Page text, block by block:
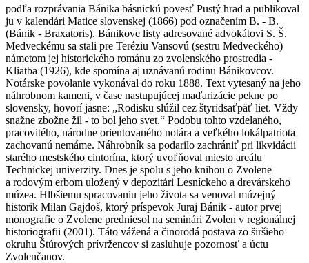
podľa rozprávania Bánika básnickú povesť Pustý hrad a publikoval
ju v kalendári Matice slovenskej (1866) pod označením B. - B.
(Bánik - Braxatoris). Bánikove listy adresované advokátovi S. Š.
Medveckému sa stali pre Teréziu Vansovú (sestru Medveckého)
námetom jej historického románu zo zvolenského prostredia -
Kliatba (1926), kde spomína aj uznávanú rodinu Bánikovcov.
Notárske povolanie vykonával do roku 1888. Text vytesaný na jeho
náhrobnom kameni, v čase nastupujúcej maďarizácie pekne po
slovensky, hovorí jasne: „Rodisku slúžil cez štyridsaťpäť liet. Vždy
snažne zbožne žil - to bol jeho svet.“ Podobu tohto vzdelaného,
pracovitého, národne orientovaného notára a veľkého lokálpatriota
zachovanú nemáme. Náhrobník sa podarilo zachrániť pri likvidácii
starého mestského cintorína, ktorý uvoľňoval miesto areálu
Technickej univerzity. Dnes je spolu s jeho knihou o Zvolene
a rodovým erbom uložený v depozitári Lesníckeho a drevárskeho
múzea. Hlbšiemu spracovaniu jeho života sa venoval múzejný
historik Milan Gajdoš, ktorý príspevok Juraj Bánik - autor prvej
monografie o Zvolene predniesol na seminári Zvolen v regionálnej
historiografii (2001). Táto vážená a činorodá postava zo širšieho
okruhu Štúrových prívržencov si zasluhuje pozornosť a úctu
Zvolenčanov.